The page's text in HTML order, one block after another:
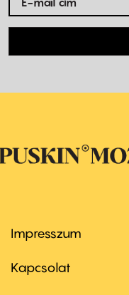
Footer
first
Impresszum
Kapcsolat